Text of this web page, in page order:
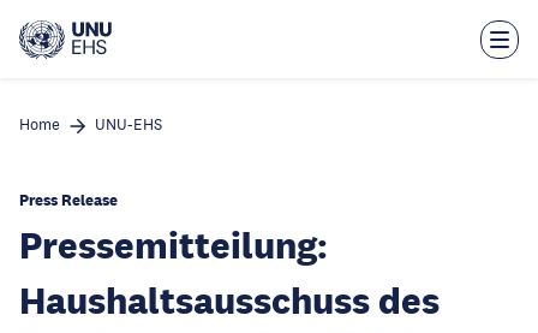
main
Home UNU-EHS
Press Release
Pressemitteilung:
Haushaltsausschuss des